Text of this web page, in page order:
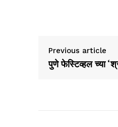
Previous article
पुणे फेस्टिव्हल च्या